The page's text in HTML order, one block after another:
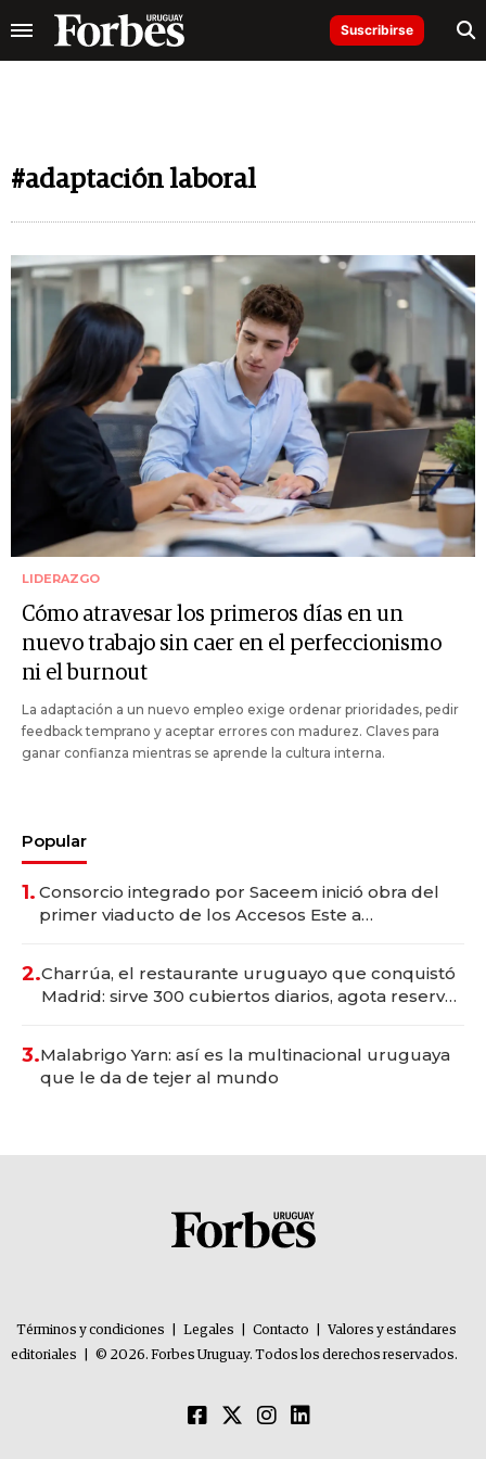
Suscribirse
#adaptación laboral
LIDERAZGO
Cómo atravesar los primeros días en un
nuevo trabajo sin caer en el perfeccionismo
ni el burnout
La adaptación a un nuevo empleo exige ordenar prioridades, pedir
feedback temprano y aceptar errores con madurez. Claves para
ganar confianza mientras se aprende la cultura interna.
Popular
1. Consorcio integrado por Saceem inició obra del
primer viaducto de los Accesos Este a
2.Charrúa, el restaurante uruguayo que conquistó
Madrid: sirve 300 cubiertos diarios, agota reservas
3.Malabrigo Yarn: así es la multinacional uruguaya
que le da de tejer al mundo
Términos y condiciones Legales Contacto
Valores y estándares
editoriales
© 2026. Forbes Uruguay. Todos los derechos reservados.